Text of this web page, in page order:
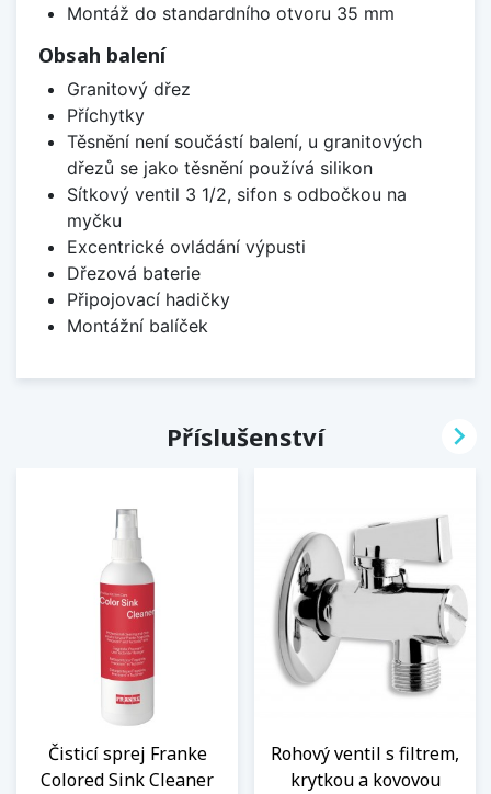
Montáž do standardního otvoru 35 mm
Obsah balení
Granitový dřez
Příchytky
Těsnění není součástí balení, u granitových
dřezů se jako těsnění používá silikon
Sítkový ventil 3 1/2, sifon s odbočkou na
myčku
Excentrické ovládání výpusti
Dřezová baterie
Připojovací hadičky
Montážní balíček
Příslušenství
Čisticí sprej Franke
Colored Sink Cleaner
Rohový ventil s filtrem,
krytkou a kovovou
